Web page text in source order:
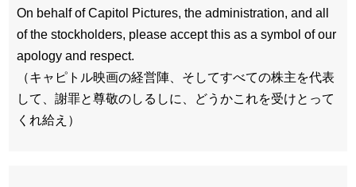
On behalf of Capitol Pictures, the administration, and all
of the stockholders, please accept this as a symbol of our
apology and respect.
（キャピトル映画の経営陣、そしてすべての株主を代表
して、謝罪と尊敬のしるしに、どうかこれを受けとって
くれ給え）